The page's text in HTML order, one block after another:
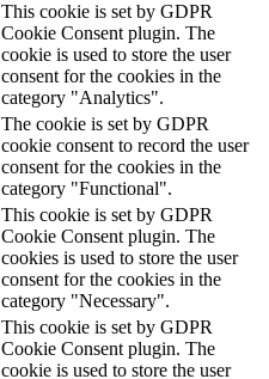
This cookie is set by GDPR
Cookie Consent plugin. The
cookie is used to store the user
consent for the cookies in the
category "Analytics".
The cookie is set by GDPR
cookie consent to record the user
consent for the cookies in the
category "Functional".
This cookie is set by GDPR
Cookie Consent plugin. The
cookies is used to store the user
consent for the cookies in the
category "Necessary".
This cookie is set by GDPR
Cookie Consent plugin. The
cookie is used to store the user